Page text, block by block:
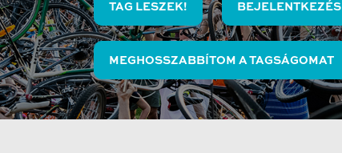
TAG LESZEK! BEJELENTKEZÉS
MEGHOSSZABBÍTOM A TAGSÁGOMAT